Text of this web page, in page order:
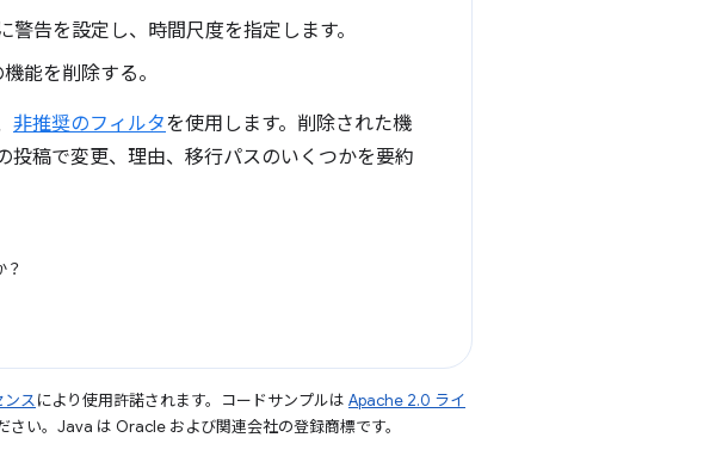
告を設定し、時間尺度を指定します。
能を削除する。
非推奨のフィルタを使用します。削除された機
投稿で変更、理由、移行パスのいくつかを要約
？
ンスにより使用許諾されます。コードサンプルは Apache 2.0 ライ
さい。Java は Oracle および関連会社の登録商標です。